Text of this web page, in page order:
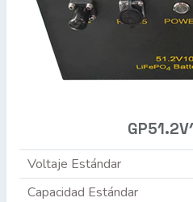
Voltaje Estándar
Capacidad Estándar